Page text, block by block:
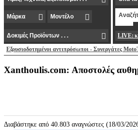
LIVE:
Εξουσιοδοτημένοι αντιπρόσωποι - Συνεργάτες
Xanthoulis.com: Αποστολές
Διαβάστηκε από 40.803 αναγνώστες (18/03/